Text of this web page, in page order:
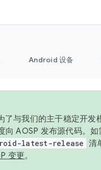
Android 设备
了与我们的主干稳定开
向 AOSP 发布源代码。
latest-release 清
变更。